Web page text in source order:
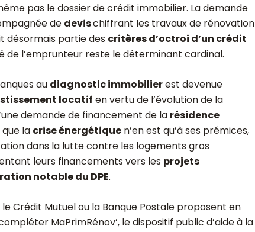
pas ledossier de crédit immobilier. La demande
de devischiffrant les travaux de rénovation
désormais partie des critères d’octroi d’un crédit
de l’emprunteur reste le déterminant cardinal.
au diagnostic immobilierest devenue
locatif en vertu de l’évolution de la
demande de financement de la résidence
que la crise énergétique n’en est qu’à ses prémices,
dans la lutte contre les logements gros
leurs financements vers les projets
notable du DPE.
Crédit Mutuel ou la Banque Postale proposent en
MaPrimRénov’, le dispositif public d’aide à la